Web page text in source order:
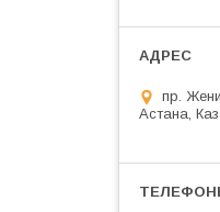
пр.
Астана,